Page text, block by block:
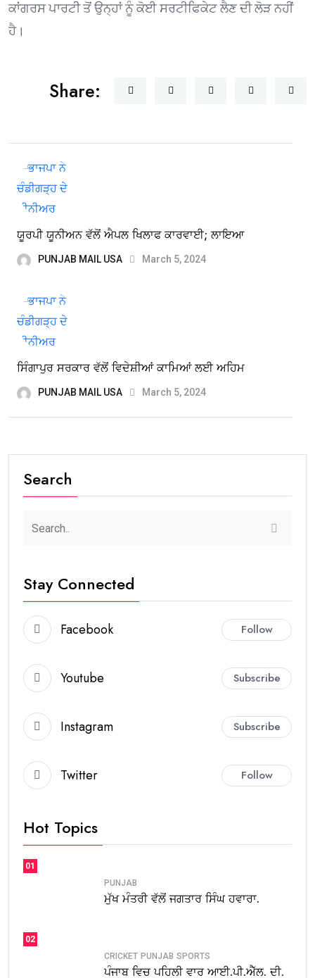
ਕਾਂਗਰਸ ਪਾਰਟੀ ਤੋਂ ਉਨ੍ਹਾਂ ਨੂੰ ਕੋਈ ਸਰਟੀਫਿਕੇਟ ਲੈਣ ਦੀ ਲੋੜ ਨਹੀਂ
ਹੈ।
Share:
ਯੂਰਪੀ ਯੂਨੀਅਨ ਵੱਲੋਂ ਐਪਲ ਖਿਲਾਫ ਕਾਰਵਾਈ; ਲਾਇਆ
PUNJAB MAIL USA March 5, 2024
ਸਿੰਗਾਪੁਰ ਸਰਕਾਰ ਵੱਲੋਂ ਵਿਦੇਸ਼ੀਆਂ ਕਾਮਿਆਂ ਲਈ ਅਹਿਮ
PUNJAB MAIL USA March 5, 2024
Search
Stay Connected
Facebook Follow
Youtube Subscribe
Instagram Subscribe
Twitter Follow
Hot Topics
01
PUNJAB
ਮੁੱਖ ਮੰਤਰੀ ਵੱਲੋਂ ਜਗਤਾਰ ਸਿੰਘ ਹਵਾਰਾ.
02
CRICKET PUNJAB SPORTS
ਪੰਜਾਬ ਵਿਚ ਪਹਿਲੀ ਵਾਰ ਆਈ.ਪੀ.ਐੱਲ. ਦੀ.